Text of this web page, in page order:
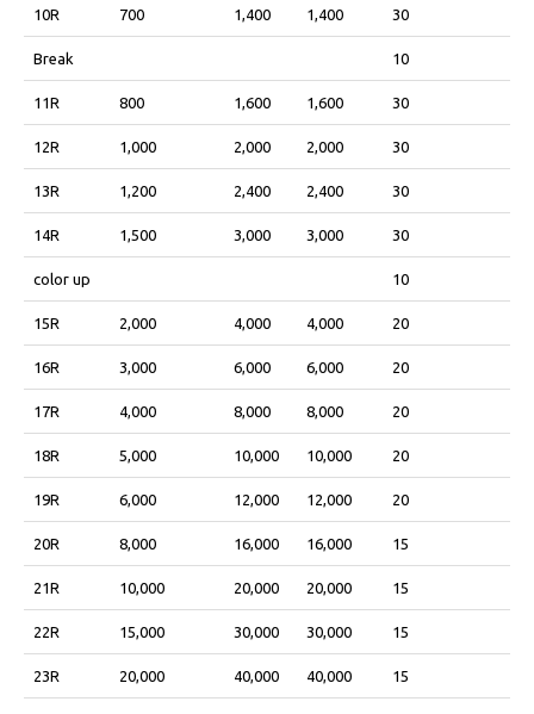
10R 700 1,400 1,400 30
Break 10
11R 800 1,600 1,600 30
12R 1,000 2,000 2,000 30
13R 1,200 2,400 2,400 30
14R 1,500 3,000 3,000 30
color up 10
15R 2,000 4,000 4,000 20
16R 3,000 6,000 6,000 20
17R 4,000 8,000 8,000 20
18R 5,000 10,000 10,000 20
19R 6,000 12,000 12,000 20
20R 8,000 16,000 16,000 15
21R 10,000 20,000 20,000 15
22R 15,000 30,000 30,000 15
23R 20,000 40,000 40,000 15